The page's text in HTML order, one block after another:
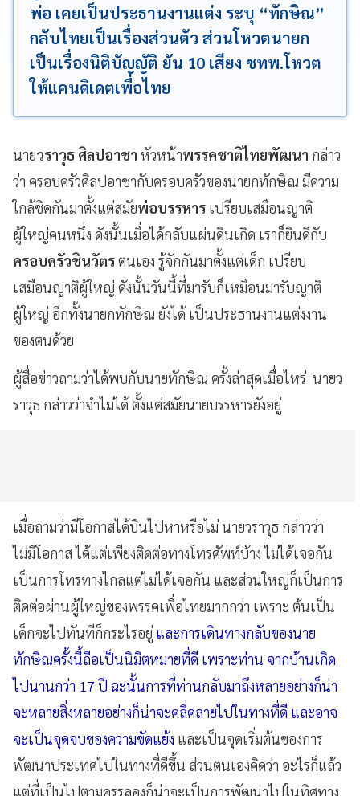
พ่อ เคยเป็นประธานงานแต่ง ระบุ “ทักษิณ”
กลับไทยเป็นเรื่องส่วนตัว ส่วนโหวตนายก
เป็นเรื่องนิติบัญญัติ ยัน 10 เสียง ชทพ.โหวต
ให้แคนดิเดตเพื่อไทย
นายวราวุธ ศิลปอาชา หัวหน้าพรรคชาติไทยพัฒนา กล่าว
ว่า ครอบครัวศิลปอาชากับครอบครัวของนายกทักษิณ มีความ
ใกล้ชิดกันมาตั้งแต่สมัยพ่อบรรหาร เปรียบเสมือนญาติ
ผู้ใหญ่คนหนึ่ง ดังนั้นเมื่อได้กลับแผ่นดินเกิด เราก็ยินดีกับ
ครอบครัวชินวัตรตนเอง รู้จักกันมาตั้งแต่เด็ก เปรียบ
เสมือนญาติผู้ใหญ่ ดังนั้นวันนี้ที่มารับก็เหมือนมารับญาติ
ผู้ใหญ่ อีกทั้งนายกทักษิณ ยังได้ เป็นประธานงานแต่งงาน
ของตนด้วย
ผู้สื่อข่าวถามว่าได้พบกับนายทักษิณ ครั้งล่าสุดเมื่อไหร่ นายว
ราวุธ กล่าวว่าจำไม่ได้ ตั้งแต่สมัยนายบรรหารยังอยู่
เมื่อถามว่ามีโอกาสได้บินไปหาหรือไม่ นายวราวุธ กล่าวว่า
ไม่มีโอกาส ได้แต่เพียงติดต่อทางโทรศัพท์บ้าง ไม่ได้เจอกัน
เป็นการโทรทางไกลแต่ไม่ได้เจอกัน และส่วนใหญ่ก็เป็นการ
ติดต่อผ่านผู้ใหญ่ของพรรคเพื่อไทยมากกว่า เพราะ ต้นเป็น
เด็กจะไปทันทีก็กระไรอยู่ และการเดินทางกลับของนาย
ทักษิณครั้งนี้ถือเป็นนิมิตหมายที่ดี เพราะท่าน จากบ้านเกิด
ไปนานกว่า 17 ปี ฉะนั้นการที่ท่านกลับมาถึงหลายอย่างก็น่า
จะหลายสิ่งหลายอย่างก็น่าจะคลี่คลายไปในทางที่ดี และอาจ
จะเป็นจุดจบของความขัดแย้ง และเป็นจุดเริ่มต้นของการ
พัฒนาประเทศไปในทางที่ดีขึ้น ส่วนตนเองคิดว่า อะไรก็แล้ว
แต่ที่เป็นไปตามครรลองก็น่าจะเป็นการพัฒนาไปในทิศทาง